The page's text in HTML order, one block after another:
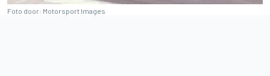
Foto door: Motorsport Images